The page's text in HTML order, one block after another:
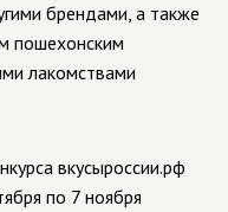
брендами, а также
пошехонским
лакомствами
вкусыроссии.рф
по 7 ноября